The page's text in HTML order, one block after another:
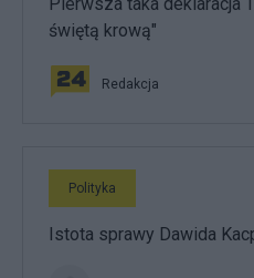
świętą krową"
Redakcja
Polityka
Istota sprawy Dawida